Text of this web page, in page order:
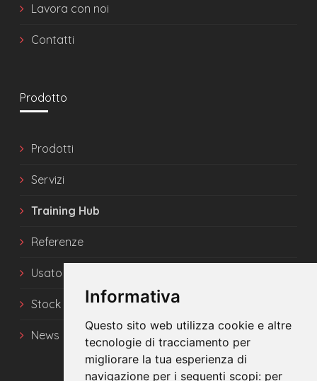
Informativa
Questo sito web utilizza cookie e altre
tecnologie di tracciamento per
migliorare la tua esperienza di
navigazione per i seguenti scopi: per
Lavora con noi
Contatti
Prodotto
Prodotti
Servizi
Training Hub
Referenze
Usato
Stock
News